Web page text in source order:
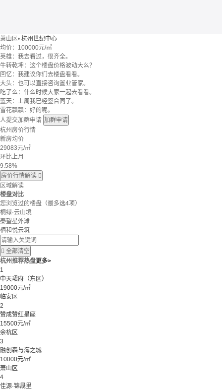
萧山区• 杭州世纪中心
均价： 100000元/㎡
英雄：我去看过，很齐全。
牛转乾坤：这个楼盘价格波动大么？
回忆：我建议你们去楼盘看看。
大头：也可以直接咨询置业管家。
吃了么：什么时候大家一起去看看。
蓝天：上周我已经签合同了。
雪花飘飘：好的呢。
人提交加群申请 加群申请
杭州房价行情
新房均价
29083元/㎡
环比上月
9.58%
房价行情解读 
区域解读
楼盘对比
您浏览过的楼盘 （最多选4项）
桐绿·云山境
秦望星外滩
栖和悦云筑
 全部清空
杭州推荐热盘更多>
1
中天珺府（东区）
19000元/㎡
临安区
2
赞成赞红星座
15500元/㎡
余杭区
3
融创森与海之城
10000元/㎡
萧山区
4
佳源·锦晟里